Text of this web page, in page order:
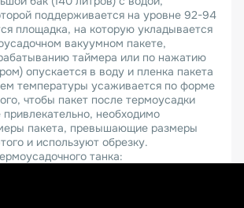
поддерживается на уровне 92-94
площадка, на которую укладывается
вакуумном пакете,
таймера или по нажатию
опускается в воду и пленка пакета
температуры усаживается по форме
чтобы пакет после термоусадки
привлекательно, необходимо
пакета, превышающие размеры
и используют обрезку.
танка: